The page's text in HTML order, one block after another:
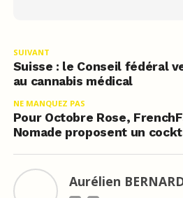
SUIVANT
Suisse : le Conseil fédéral
au cannabis médical
NE MANQUEZ PAS
Pour Octobre Rose,
Nomade proposent un
Aurélien